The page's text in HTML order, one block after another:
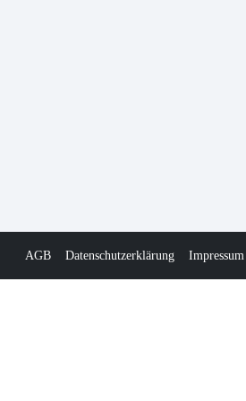
AGB Datenschutzerklärung Impressum